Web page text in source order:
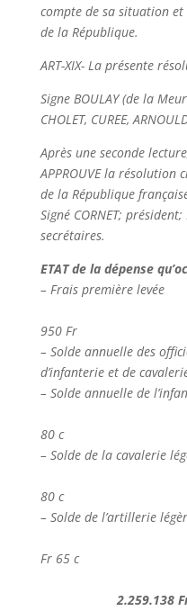
compte de sa situation
de la République.
ART-XIX- La présente
Signe BOULAY (de la
CHOLET, CUREE,
Après une seconde
APPROUVE la résolution
de la République
Signé CORNET; président;
secrétaires.
ETAT de la dépense
– Frais première levée
950 Fr
– Solde annuelle des
d’infanterie et de
– Solde annuelle de
80 c
– Solde de la cavalerie
80 c
– Solde de l’artillerie
Fr 65 c
——————–2.259.138